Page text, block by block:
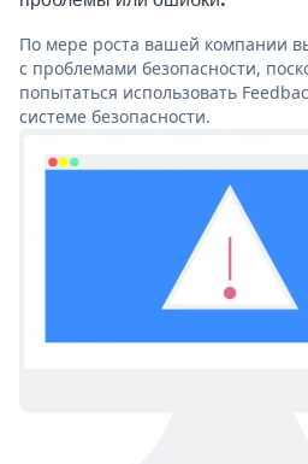
По мере роста вашей компании
с проблемами безопасности,
попытаться использовать
системе безопасности.